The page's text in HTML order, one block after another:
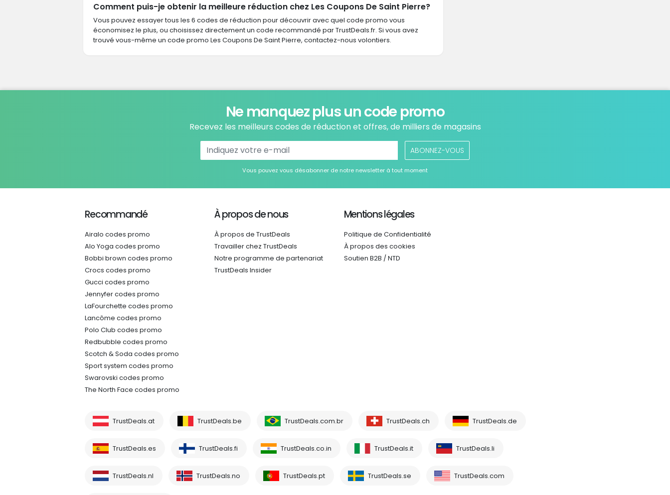
Comment puis-je obtenir la meilleure réduction chez Les Coupons De Saint Pierre?
Vous pouvez essayer tous les 6 codes de réduction pour découvrir avec quel code promo vous
économisez le plus, ou choisissez directement un code recommandé par TrustDeals.fr. Si vous avez
trouvé vous-même un code promo Les Coupons De Saint Pierre, contactez-nous volontiers.
Ne manquez plus un code promo
Recevez les meilleurs codes de réduction et offres, de milliers de magasins
ABONNEZ-VOUS
Vous pouvez vous désabonner de notre newsletter à tout moment
Recommandé
Airalo codes promo
Alo Yoga codes promo
Bobbi brown codes promo
Crocs codes promo
Gucci codes promo
Jennyfer codes promo
LaFourchette codes promo
Lancôme codes promo
Polo Club codes promo
Redbubble codes promo
Scotch & Soda codes promo
Sport system codes promo
Swarovski codes promo
The North Face codes promo
À propos de nous
À propos de TrustDeals
Travailler chez TrustDeals
Notre programme de partenariat
TrustDeals Insider
Mentions légales
Politique de Confidentialité
À propos des cookies
Soutien B2B / NTD
TrustDeals.at TrustDeals.be TrustDeals.com.br TrustDeals.ch TrustDeals.de
TrustDeals.es TrustDeals.fi TrustDeals.co.in TrustDeals.it TrustDeals.li
TrustDeals.nl TrustDeals.no TrustDeals.pt TrustDeals.se TrustDeals.com